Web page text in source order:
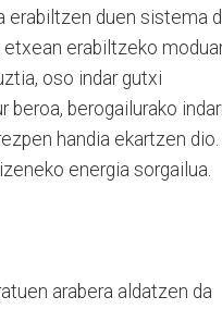
erabiltzen duen sistema
etxean erabiltzeko
oso indar gutxi
berogailurako
handia ekartzen dio.
energia sorgailua.
arabera aldatzen da